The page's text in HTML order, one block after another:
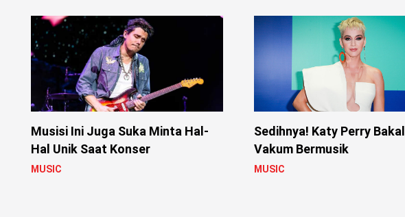
Musisi Ini Juga Suka Minta Hal-
Hal Unik Saat Konser
MUSIC
Sedihnya! Katy Perry Bakal
Vakum Bermusik
MUSIC